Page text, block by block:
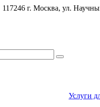
117246 г. Москва, ул.
Услуги